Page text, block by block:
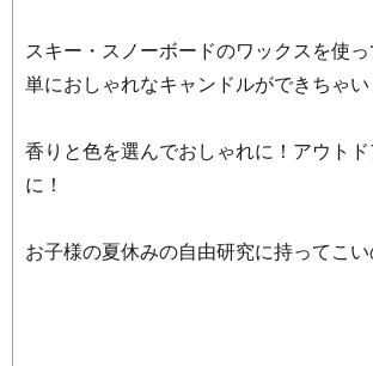
スキー・スノーボードのワックスを使
単におしゃれなキャンドルができちゃい
香りと色を選んでおしゃれに！アウト
に！
お子様の夏休みの自由研究に持ってこい